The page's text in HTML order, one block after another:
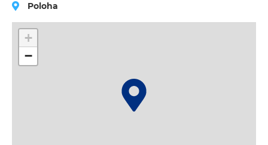
Poloha
+
−